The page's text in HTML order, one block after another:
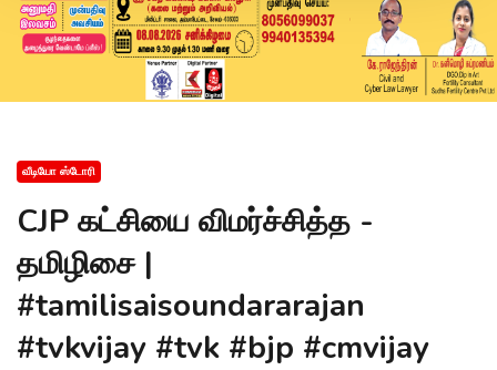
வீடியோ ஸ்டோரி
CJP கட்சியை விமர்ச்சித்த -
தமிழிசை |
#tamilisaisoundararajan
#tvkvijay #tvk #bjp #cmvijay